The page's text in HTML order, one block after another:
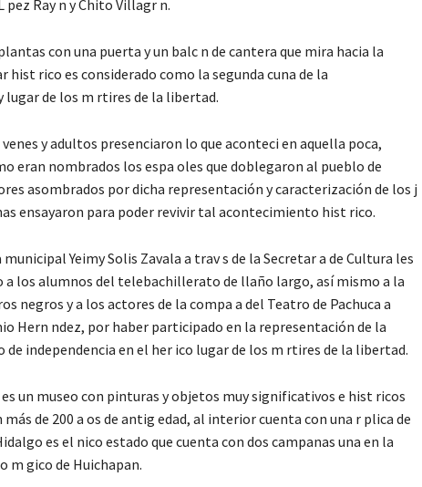
Ray n y Chito Villagr n.
con una puerta y un balc n de cantera que mira hacia la
rico es considerado como la segunda cuna de la
lugar de los m rtires de la libertad.
y adultos presenciaron lo que aconteci en aquella poca,
eran nombrados los espa oles que doblegaron al pueblo de
asombrados por dicha representación y caracterización de los j
ensayaron para poder revivir tal acontecimiento hist rico.
Yeimy Solis Zavala a trav s de la Secretar a de Cultura les
los alumnos del telebachillerato de llaño largo, así mismo a la
negros y a los actores de la compa a del Teatro de Pachuca a
Hern ndez, por haber participado en la representación de la
independencia en el her ico lugar de los m rtires de la libertad.
un museo con pinturas y objetos muy significativos e hist ricos
de 200 a os de antig edad, al interior cuenta con una r plica de
es el nico estado que cuenta con dos campanas una en la
m gico de Huichapan.